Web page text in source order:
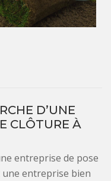
D’UNE
CLÔTURE À
entreprise de pose
entreprise bien